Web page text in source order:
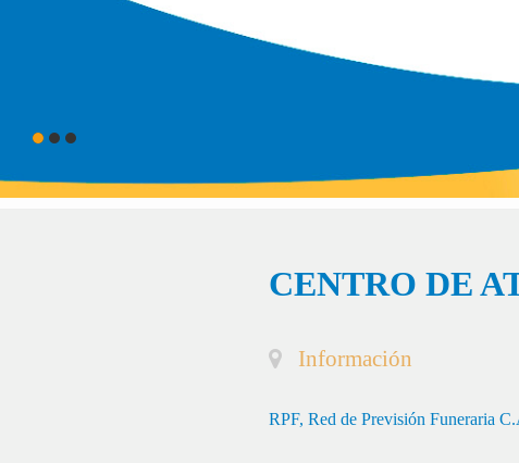
CENTRO DE
Información
RPF, Red de Previsión Funeraria